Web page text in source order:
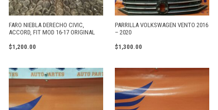
FARO NIEBLA DERECHO CIVIC,
ACCORD, FIT MOD 16-17 ORIGINAL
$1,200.00
PARRILLA VOLKSWAGEN VENTO 2016
– 2020
$1,300.00